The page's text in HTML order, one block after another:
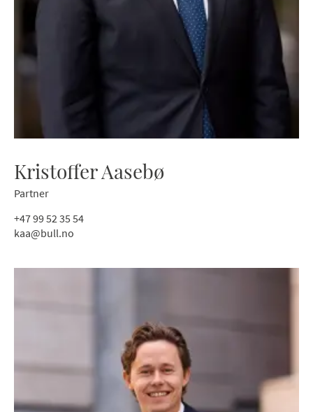
Kristoffer Aasebø
Partner
+47 99 52 35 54
kaa@bull.no